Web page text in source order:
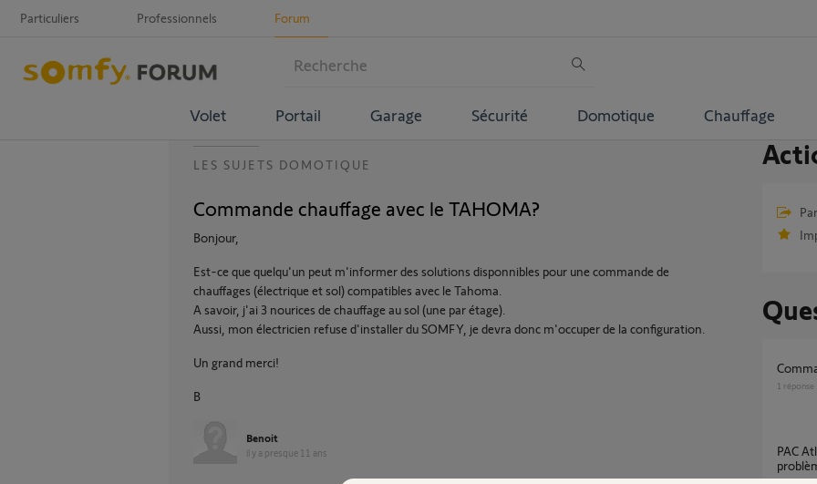
Particuliers Professionnels Forum
Volet Portail Garage Sécurité Domotique Chauffage
LES SUJETS DOMOTIQUE
Commande chauffage avec le TAHOMA?
Bonjour,
Est-ce que quelqu'un peut m'informer des solutions disponnibles pour une commande de
chauffages (électrique et sol) compatibles avec le Tahoma.
A savoir, j'ai 3 nourices de chauffage au sol (une par étage).
Aussi, mon électricien refuse d'installer du SOMFY, je devra donc m'occuper de la configuration.
Un grand merci!
B
Benoit
il y a presque 11 ans
1 réponse
PAC Atlantic Alfea Extensa S Duo 5 :